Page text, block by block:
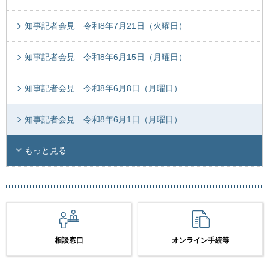
知事記者会見 令和8年7月21日（火曜日）
知事記者会見 令和8年6月15日（月曜日）
知事記者会見 令和8年6月8日（月曜日）
知事記者会見 令和8年6月1日（月曜日）
もっと見る
相談窓口 オンライン手続等